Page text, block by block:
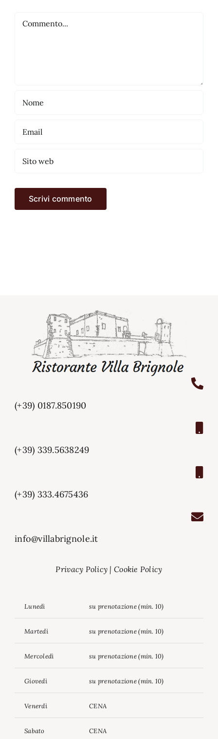
Commento
(+39) 0187.850190
(+39) 339.5638249
(+39) 333.4675436
info@villabrignole.it
Privacy Policy |Cookie Policy
Lunedì su prenotazione (min. 10)
Martedì su prenotazione (min. 10)
Mercoledì su prenotazione (min. 10)
Giovedì su prenotazione (min. 10)
Venerdì CENA
Sabato CENA